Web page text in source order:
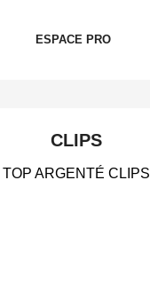
ESPACE PRO
CLIPS
TOP ARGENTÉ CLIPS